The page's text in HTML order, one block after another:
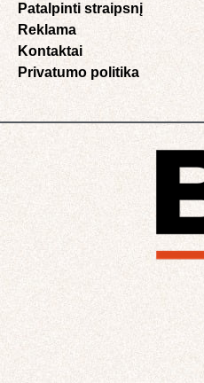
Patalpinti straipsnį
Reklama
Kontaktai
Privatumo politika